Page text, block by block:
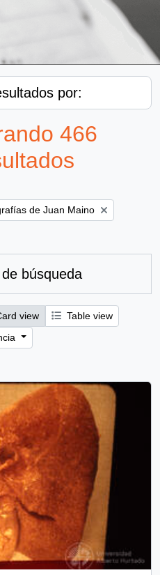
por:
466
de Juan Maino
búsqueda
view
Table view